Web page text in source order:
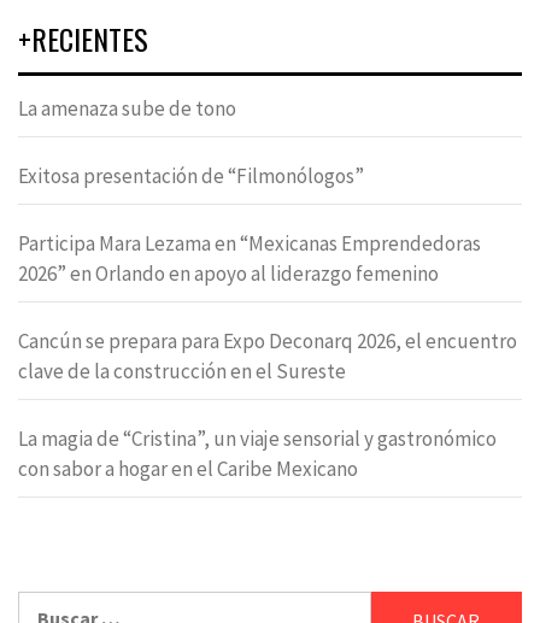
+RECIENTES
La amenaza sube de tono
Exitosa presentación de “Filmonólogos”
Participa Mara Lezama en “Mexicanas Emprendedoras
2026” en Orlando en apoyo al liderazgo femenino
Cancún se prepara para Expo Deconarq 2026, el encuentro
clave de la construcción en el Sureste
La magia de “Cristina”, un viaje sensorial y gastronómico
con sabor a hogar en el Caribe Mexicano